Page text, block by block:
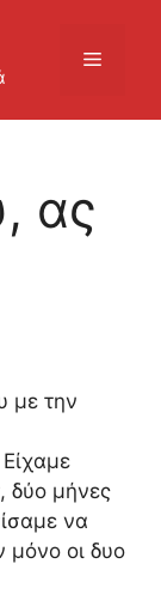
Menu
ας
με την
δύο μήνες
να
μόνο οι δυο